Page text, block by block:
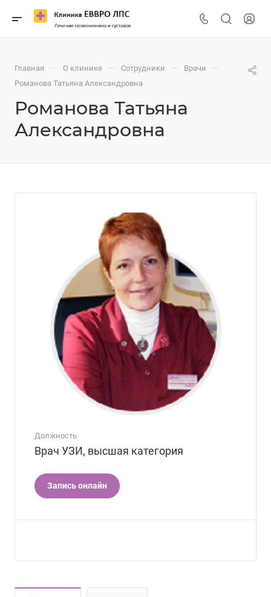
Главная — О клинике — Сотрудники — Врачи —
Романова Татьяна Александровна
Романова Татьяна
Александровна
Должность
Врач УЗИ, высшая категория
Запись онлайн